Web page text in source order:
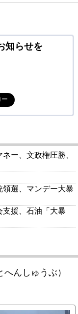
知らせを
ー、文政権圧勝、
領選、マンデー大暴
支援、石油「大暴
んしゅうぶ）